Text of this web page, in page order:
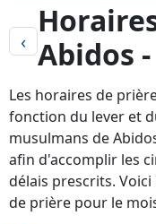
‹ Abidos
Les horaires de
fonction du lever et
musulmans de
afin d'accomplir les
délais prescrits.
de prière pour le